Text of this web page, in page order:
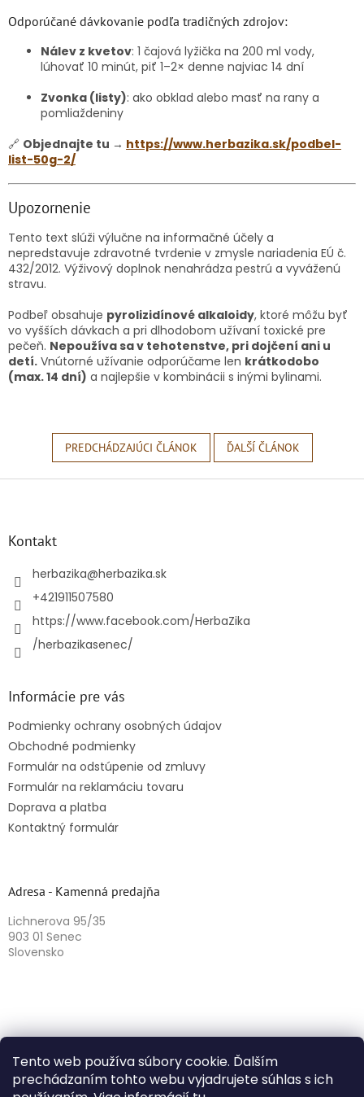
Tento web používa súbory cookie. Ďalším
prechádzaním tohto webu vyjadrujete súhlas s ich
Odporúčané dávkovanie podľa tradičných zdrojov:
Nálev z kvetov: 1 čajová lyžička na 200 ml vody,
lúhovať 10 minút, piť 1–2× denne najviac 14 dní
Zvonka (listy): ako obklad alebo masť na rany a
pomliaždeniny
🔗 Objednajte tu → https://www.herbazika.sk/podbel-
list-50g-2/
Upozornenie
Tento text slúži výlučne na informačné účely a
nepredstavuje zdravotné tvrdenie v zmysle nariadenia EÚ č.
432/2012. Výživový doplnok nenahrádza pestrú a vyváženú
stravu.
Podbeľ obsahuje pyrolizidínové alkaloidy, ktoré môžu byť
vo vyšších dávkach a pri dlhodobom užívaní toxické pre
pečeň. Nepoužíva sa v tehotenstve, pri dojčení ani u
detí. Vnútorné užívanie odporúčame len krátkodobo
(max. 14 dní) a najlepšie v kombinácii s inými bylinami.
PREDCHÁDZAJÚCI ČLÁNOK ĎALŠÍ ČLÁNOK
Z
Kontakt
herbazika@herbazika.sk
+421911507580
https://www.facebook.com/HerbaZika
/herbazikasenec/
Informácie pre vás
Podmienky ochrany osobných údajov
Obchodné podmienky
Formulár na odstúpenie od zmluvy
Formulár na reklamáciu tovaru
Doprava a platba
Kontaktný formulár
Adresa - Kamenná predajňa
Lichnerova 95/35
903 01 Senec
Slovensko